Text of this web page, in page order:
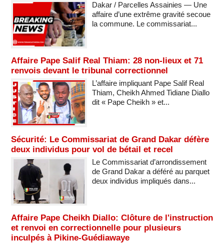
Dakar / Parcelles Assainies — Une
affaire d’une extrême gravité secoue
la commune. Le commissariat...
Affaire Pape Salif Real Thiam: 28 non-lieux et 71
renvois devant le tribunal correctionnel
L’affaire impliquant Pape Salif Real
Thiam, Cheikh Ahmed Tidiane Diallo
dit « Pape Cheikh » et...
Sécurité: Le Commissariat de Grand Dakar défère
deux individus pour vol de bétail et recel
Le Commissariat d’arrondissement
de Grand Dakar a déféré au parquet
deux individus impliqués dans...
Affaire Pape Cheikh Diallo: Clôture de l'instruction
et renvoi en correctionnelle pour plusieurs
inculpés à Pikine-Guédiawaye